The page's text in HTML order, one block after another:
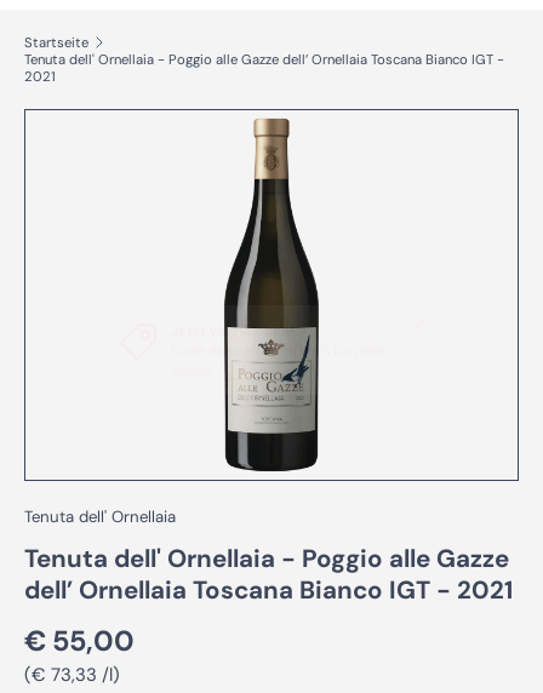
Startseite
Tenuta dell' Ornellaia - Poggio alle Gazze dell’ Ornellaia Toscana Bianco IGT -
2021
Zu Produktinformationen springen
Tenuta dell' Ornellaia
Tenuta dell' Ornellaia - Poggio alle Gazze
dell’ Ornellaia Toscana Bianco IGT - 2021
Normaler Preis
€ 55,00
Grundpreis
€ 73,33 /l